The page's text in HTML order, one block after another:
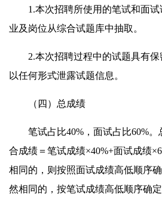
1.本次招聘所使用的笔试和面试
业及岗位从综合试题库中抽取。
2.本次招聘过程中的试题具有保
以任何形式泄露试题信息。
（四）总成绩
笔试占比40%，面试占比60%。
合成绩＝笔试成绩×40%+面试成绩
相同的，则按照面试成绩高低顺序
然相同的，按笔试成绩高低顺序确定